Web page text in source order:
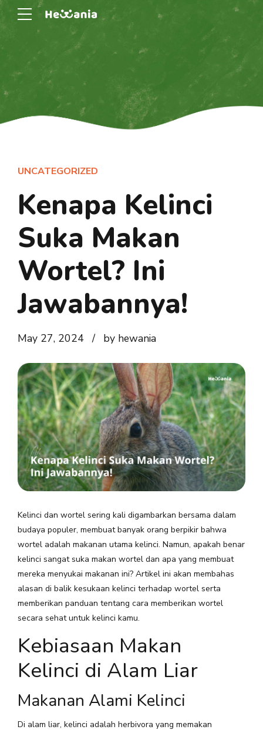
UNCATEGORIZED
Kenapa Kelinci
Suka Makan
Wortel? Ini
Jawabannya!
May 27, 2024 by hewania
Kelinci dan wortel sering kali digambarkan bersama dalam
budaya populer, membuat banyak orang berpikir bahwa
wortel adalah makanan utama kelinci. Namun, apakah benar
kelinci sangat suka makan wortel dan apa yang membuat
mereka menyukai makanan ini? Artikel ini akan membahas
alasan di balik kesukaan kelinci terhadap wortel serta
memberikan panduan tentang cara memberikan wortel
secara sehat untuk kelinci kamu.
Kebiasaan Makan
Kelinci di Alam Liar
Makanan Alami Kelinci
Di alam liar, kelinci adalah herbivora yang memakan